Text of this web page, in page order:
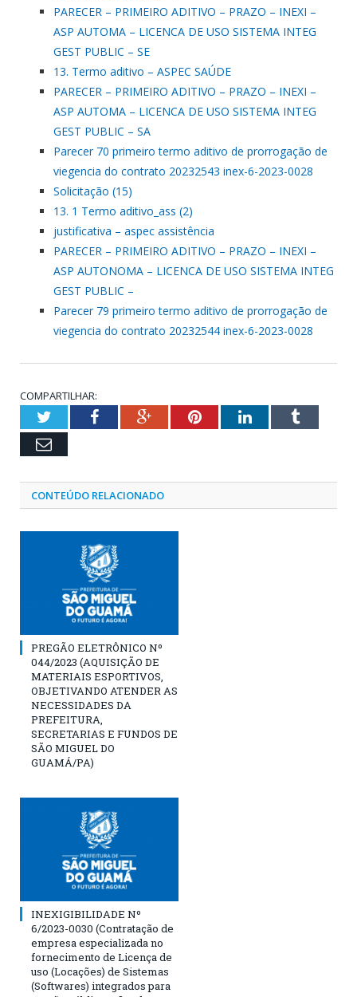
PARECER – PRIMEIRO ADITIVO – PRAZO – INEXI –
ASP AUTOMA – LICENCA DE USO SISTEMA INTEG
GEST PUBLIC – SE
13. Termo aditivo – ASPEC SAÚDE
PARECER – PRIMEIRO ADITIVO – PRAZO – INEXI –
ASP AUTOMA – LICENCA DE USO SISTEMA INTEG
GEST PUBLIC – SA
Parecer 70 primeiro termo aditivo de prorrogação de
viegencia do contrato 20232543 inex-6-2023-0028
Solicitação (15)
13. 1 Termo aditivo_ass (2)
justificativa – aspec assistência
PARECER – PRIMEIRO ADITIVO – PRAZO – INEXI –
ASP AUTONOMA – LICENCA DE USO SISTEMA INTEG
GEST PUBLIC –
Parecer 79 primeiro termo aditivo de prorrogação de
viegencia do contrato 20232544 inex-6-2023-0028
COMPARTILHAR:
TwitterFacebookGoogle+PinterestLinkedInTumblr
Email
CONTEÚDO RELACIONADO
PREGÃO ELETRÔNICO Nº
044/2023 (AQUISIÇÃO DE
MATERIAIS ESPORTIVOS,
OBJETIVANDO ATENDER AS
NECESSIDADES DA
PREFEITURA,
SECRETARIAS E FUNDOS DE
SÃO MIGUEL DO
GUAMÁ/PA)
INEXIGIBILIDADE Nº
6/2023-0030 (Contratação de
empresa especializada no
fornecimento de Licença de
uso (Locações) de Sistemas
(Softwares) integrados para